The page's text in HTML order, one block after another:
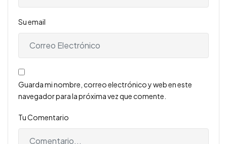
Su email
Guarda mi nombre, correo electrónico y web en este
navegador para la próxima vez que comente.
Tu Comentario